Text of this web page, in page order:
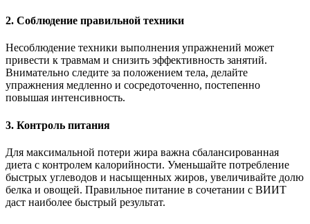
2. Соблюдение правильной техники
Несоблюдение техники выполнения упражнений может
привести к травмам и снизить эффективность занятий.
Внимательно следите за положением тела, делайте
упражнения медленно и сосредоточенно, постепенно
повышая интенсивность.
3. Контроль питания
Для максимальной потери жира важна сбалансированная
диета с контролем калорийности. Уменьшайте потребление
быстрых углеводов и насыщенных жиров, увеличивайте долю
белка и овощей. Правильное питание в сочетании с ВИИТ
даст наиболее быстрый результат.